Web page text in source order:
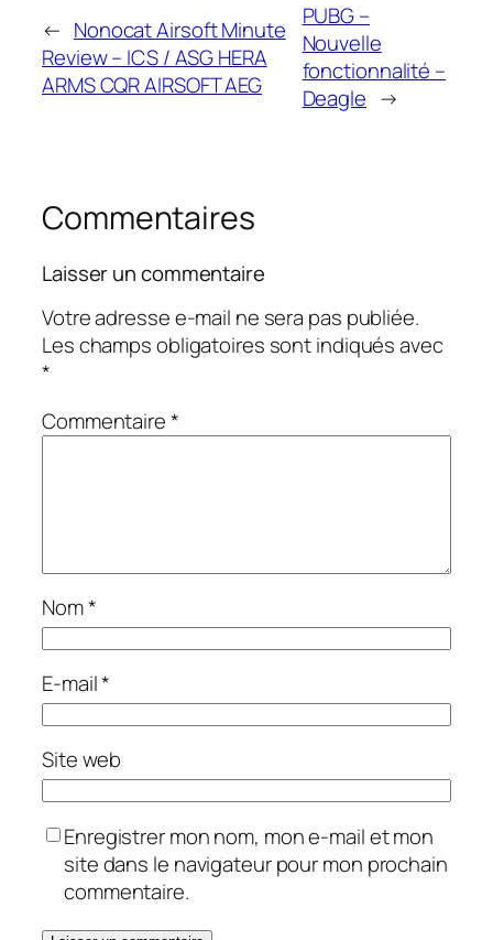
← Nonocat Airsoft Minute
Review – ICS / ASG HERA
ARMS CQR AIRSOFT AEG
PUBG –
Nouvelle
fonctionnalité –
Deagle →
Commentaires
Laisser un commentaire
Votre adresse e-mail ne sera pas publiée.
Les champs obligatoires sont indiqués avec
*
Commentaire*
Nom*
E-mail*
Site web
Enregistrer mon nom, mon e-mail et mon
site dans le navigateur pour mon prochain
commentaire.